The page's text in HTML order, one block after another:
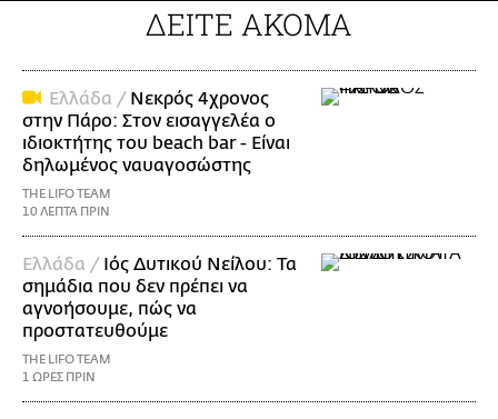
ΔΕΙΤΕ ΑΚΟΜΑ
Ελλάδα / Νεκρός 4χρονος
στην Πάρο: Στον εισαγγελέα ο
ιδιοκτήτης του beach bar - Είναι
δηλωμένος ναυαγοσώστης
THE LIFO TEAM
10 ΛΕΠΤΑ ΠΡΙΝ
Ελλάδα / Ιός Δυτικού Νείλου: Τα
σημάδια που δεν πρέπει να
αγνοήσουμε, πώς να
προστατευθούμε
THE LIFO TEAM
1 ΩΡΕΣ ΠΡΙΝ